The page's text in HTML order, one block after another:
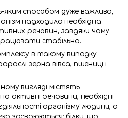
яким способом дуже важливо,
надходила необхідна
речовин, завдяки чому
стабільно.
в такому випадку
зерна вівса, пшениці і
вигляді містять
активні речовини, необхідні
організму людини, а
засвоюються; білки, що